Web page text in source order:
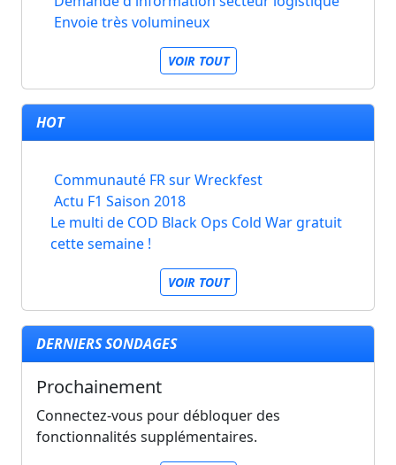
Envoie très volumineux
VOIR TOUT
HOT
Communauté FR sur Wreckfest
Actu F1 Saison 2018
Le multi de COD Black Ops Cold War gratuit
cette semaine !
VOIR TOUT
DERNIERS SONDAGES
Prochainement
Connectez-vous pour débloquer des
fonctionnalités supplémentaires.